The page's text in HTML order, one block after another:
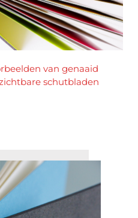
van genaaid
schutbladen